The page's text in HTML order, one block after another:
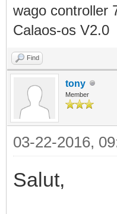
wago controller
Calaos-os V2.0
Find
tony
Member
03-22-2016,
Salut,